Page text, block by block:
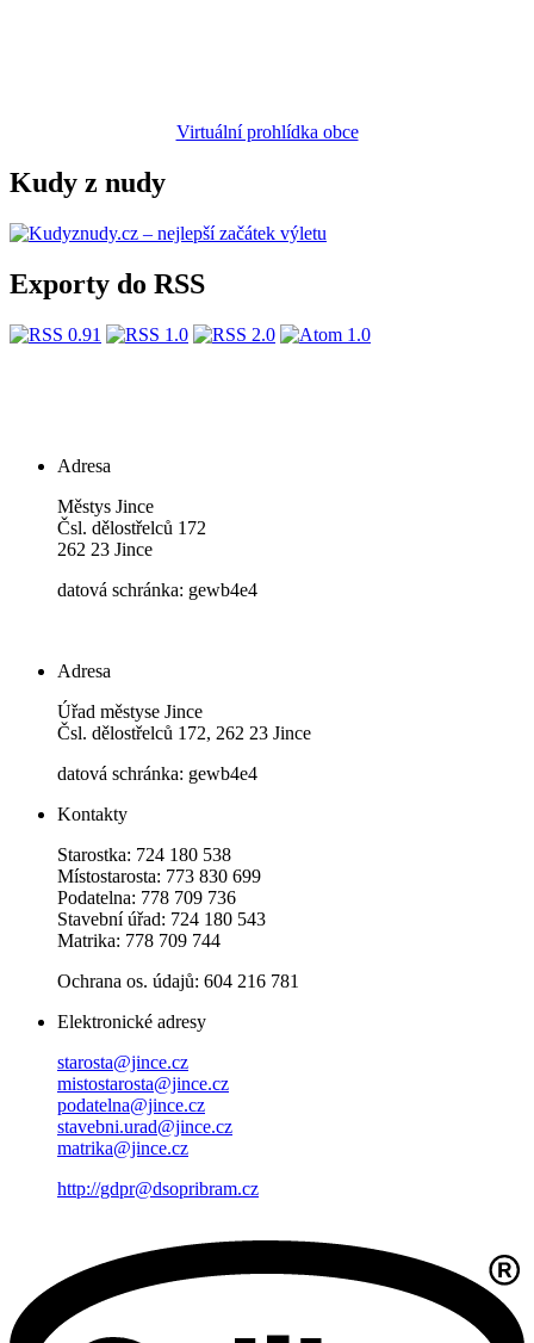
Virtuální prohlídka obce
Kudy z nudy
Exporty do RSS
Adresa
Městys Jince
Čsl. dělostřelců 172
262 23 Jince
datová schránka: gewb4e4
Adresa
Úřad městyse Jince
Čsl. dělostřelců 172, 262 23 Jince
datová schránka: gewb4e4
Kontakty
Starostka: 724 180 538
Místostarosta: 773 830 699
Podatelna: 778 709 736
Stavební úřad: 724 180 543
Matrika: 778 709 744
Ochrana os. údajů: 604 216 781
Elektronické adresy
starosta@jince.cz
mistostarosta@jince.cz
podatelna@jince.cz
stavebni.urad@jince.cz
matrika@jince.cz
http://gdpr@dsopribram.cz